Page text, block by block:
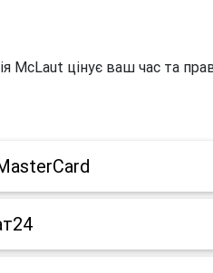
McLaut цінує ваш час та